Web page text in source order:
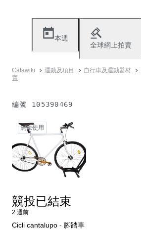
本週
全球網上拍賣
Catawiki 運動及項目 自行車及運動器材
賣
編號 105390469
無法使用
競投已結束
2 週前
Cicli cantalupo - 腳踏車